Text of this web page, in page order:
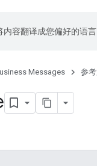
容翻译成您偏好的语
Messages 参